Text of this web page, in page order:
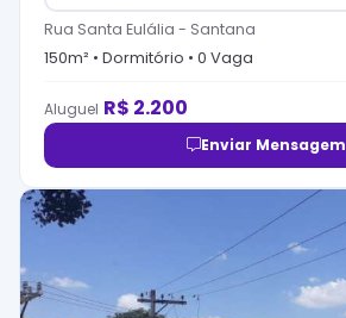
Rua Santa Eulália - Santana
150m² • Dormitório • 0 Vaga
Aluguel R$ 2.200
Enviar Mensagem